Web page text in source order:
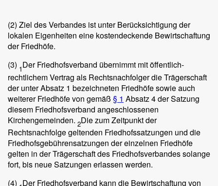
(2) Ziel des Verbandes ist unter Berücksichtigung der
lokalen Eigenheiten eine kostendeckende Bewirtschaftung
der Friedhöfe.
(3) 1Der Friedhofsverband übernimmt mit öffentlich-
rechtlichem Vertrag als Rechtsnachfolger die Trägerschaft
der unter Absatz 1 bezeichneten Friedhöfe sowie auch
weiterer Friedhöfe von gemäß § 1 Absatz 4 der Satzung
diesem Friedhofsverband angeschlossenen
Kirchengemeinden. 2Die zum Zeitpunkt der
Rechtsnachfolge geltenden Friedhofssatzungen und die
Friedhofsgebührensatzungen der einzelnen Friedhöfe
gelten in der Trägerschaft des Friedhofsverbandes solange
fort, bis neue Satzungen erlassen werden.
(4) Der Friedhofsverband kann die Bewirtschaftung von